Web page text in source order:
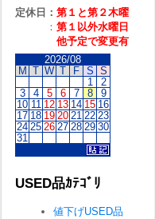
定休日： 第１と第２木曜
： 第１以外水曜日
他予定で変更有
2026/08
M T W T F S S
1
2
3
4 5 6 7 8
9
10 11 12 13 14 15 16
17 18 19 20 21 22 23
24 25 26 27 28 29 30
31
USED品ｶﾃｺﾞﾘ
値下げUSED品